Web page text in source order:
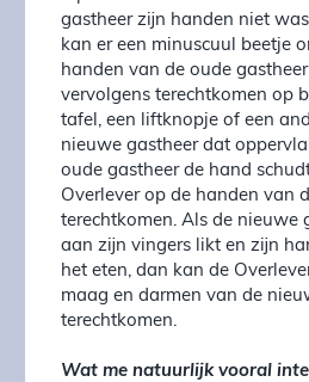
gastheer zijn handen niet
kan er een minuscuul beetje
handen van de oude
vervolgens terechtkomen op
tafel, een liftknopje of een
nieuwe gastheer dat
oude gastheer de hand
Overlever op de handen van
terechtkomen. Als de nieuwe
aan zijn vingers likt en zijn
het eten, dan kan de
maag en darmen van de
terechtkomen.
Wat me natuurlijk vooral